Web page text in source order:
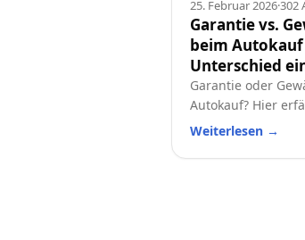
25. Februar 2026·302
Garantie vs.
beim Autokauf
Unterschied
Garantie oder
Autokauf? Hier
Unterschied,
Gebrauchtwagen
Weiterlesen →